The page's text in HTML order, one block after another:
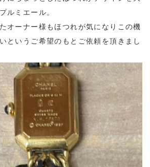
ルミエール。
オーナー様もほつれが気になりこの機
というご希望のもとご依頼を頂きまし